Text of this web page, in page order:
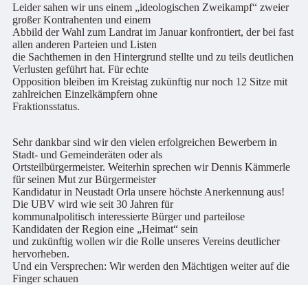
Leider sahen wir uns einem „ideologischen Zweikampf“ zweier
großer Kontrahenten und einem
Abbild der Wahl zum Landrat im Januar konfrontiert, der bei fast
allen anderen Parteien und Listen
die Sachthemen in den Hintergrund stellte und zu teils deutlichen
Verlusten geführt hat. Für echte
Opposition bleiben im Kreistag zukünftig nur noch 12 Sitze mit
zahlreichen Einzelkämpfern ohne
Fraktionsstatus.
Sehr dankbar sind wir den vielen erfolgreichen Bewerbern in
Stadt- und Gemeinderäten oder als
Ortsteilbürgermeister. Weiterhin sprechen wir Dennis Kämmerle
für seinen Mut zur Bürgermeister
Kandidatur in Neustadt Orla unsere höchste Anerkennung aus!
Die UBV wird wie seit 30 Jahren für
kommunalpolitisch interessierte Bürger und parteilose
Kandidaten der Region eine „Heimat“ sein
und zukünftig wollen wir die Rolle unseres Vereins deutlicher
hervorheben.
Und ein Versprechen: Wir werden den Mächtigen weiter auf die
Finger schauen